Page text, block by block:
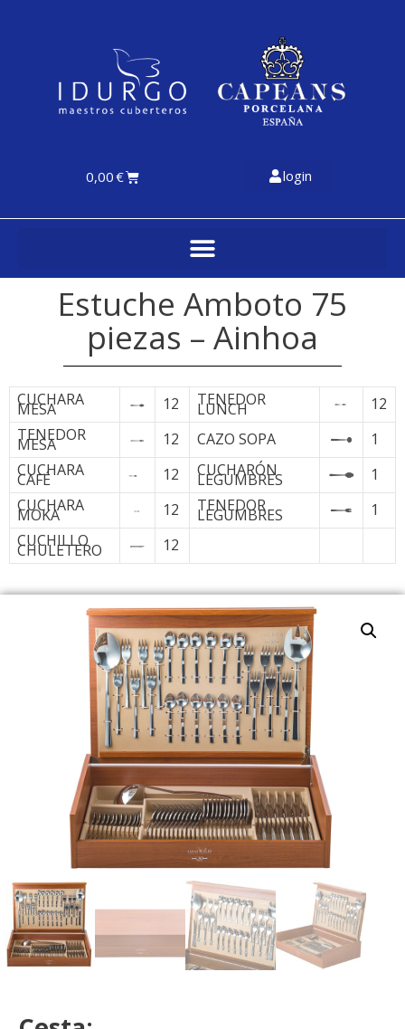
0,00€ login
Estuche Amboto 75
piezas – Ainhoa
CUCHARA
MESA 12 TENEDOR
LUNCH
12
TENEDOR
MESA 12 CAZO SOPA
1
CUCHARA
CAFÉ 12 CUCHARÓN
LEGUMBRES
1
CUCHARA
MOKA 12 TENEDOR
LEGUMBRES
1
CUCHILLO
CHULETERO 12